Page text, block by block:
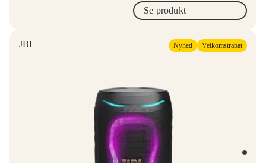
Se produkt
JBL Nyhed Velkomstrabat